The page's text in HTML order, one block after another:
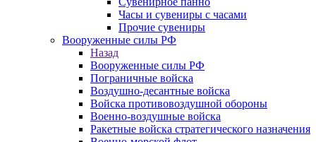
Часы и сувениры с часами
Прочие сувениры
Вооруженные силы РФ
Назад
Вооруженные силы РФ
Пограничные войска
Воздушно-десантные войска
Войска противовоздушной обороны
Военно-воздушные войска
Ракетные войска стратегического назначения